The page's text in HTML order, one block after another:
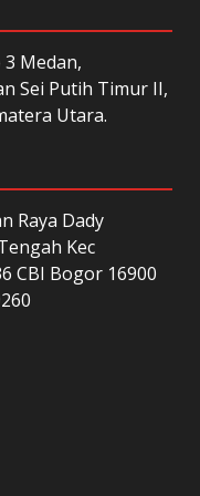
Medan,
Sei Putih Timur II,
Utara.
Raya Dady
Kec
CBI Bogor 16900